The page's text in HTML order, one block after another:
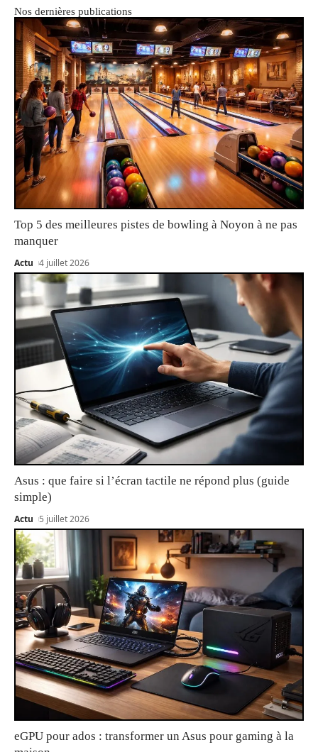
Nos dernières publications
Top 5 des meilleures pistes de bowling à Noyon à ne pas
manquer
Actu 4 juillet 2026
Asus : que faire si l’écran tactile ne répond plus (guide
simple)
Actu 5 juillet 2026
eGPU pour ados : transformer un Asus pour gaming à la